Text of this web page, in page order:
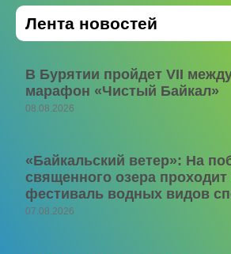
Лента новостей
В Бурятии пройдет VII
марафон «Чистый Байкал»
08.08.2026
«Байкальский ветер»: На
священного озера
фестиваль водных видов
07.08.2026